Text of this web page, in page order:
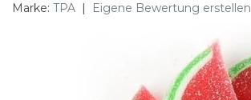
Marke: TPA | Eigene Bewertung erstellen